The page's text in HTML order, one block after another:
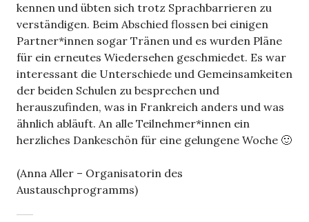
kennen und übten sich trotz Sprachbarrieren zu
verständigen. Beim Abschied flossen bei einigen
Partner*innen sogar Tränen und es wurden Pläne
für ein erneutes Wiedersehen geschmiedet. Es war
interessant die Unterschiede und Gemeinsamkeiten
der beiden Schulen zu besprechen und
herauszufinden, was in Frankreich anders und was
ähnlich abläuft. An alle Teilnehmer*innen ein
herzliches Dankeschön für eine gelungene Woche 🙂
(Anna Aller – Organisatorin des
Austauschprogramms)